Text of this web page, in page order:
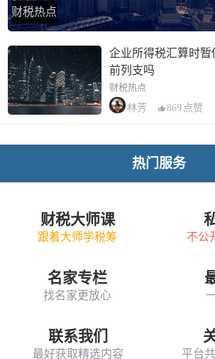
财税热点
企业所得税汇算时
前列支吗
财税热点
林芳
869 点赞
热门服务
财税大师课
跟着大师学税筹 不公
名家专栏
找名家更放心
联系我们
最好获取精选内容 平台